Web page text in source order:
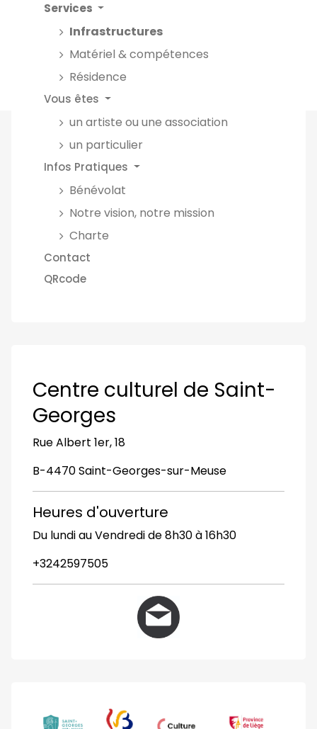
Services
Infrastructures
Matériel & compétences
Résidence
Vous êtes
un artiste ou une association
un particulier
Infos Pratiques
Bénévolat
Notre vision, notre mission
Charte
Contact
QRcode
Centre culturel de Saint-
Georges
Rue Albert 1er, 18
B-4470 Saint-Georges-sur-Meuse
Heures d'ouverture
Du lundi au Vendredi de 8h30 à 16h30
+3242597505